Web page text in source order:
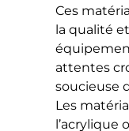
Ces
la qualité
attentes
soucieuse
Les
l’acrylique